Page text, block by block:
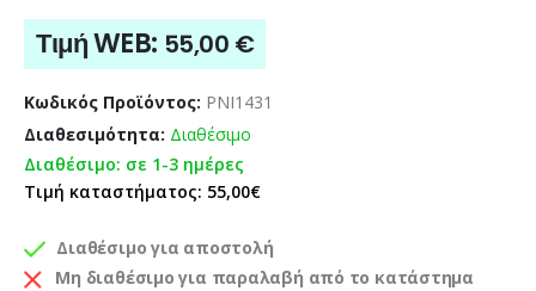
Τιμή WEB: 55,00 €
Κωδικός Προϊόντος: PNI1431
Διαθεσιμότητα: Διαθέσιμο
Διαθέσιμο: σε 1-3 ημέρες
Τιμή καταστήματος: 55,00€
Διαθέσιμο για αποστολή
Μη διαθέσιμο για παραλαβή από το κατάστημα